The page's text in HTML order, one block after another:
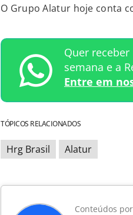
O Grupo Alatur hoje conta
Quer
semana e a
Entre em
TÓPICOS RELACIONADOS
Hrg Brasil Alatur
Conteúdos por